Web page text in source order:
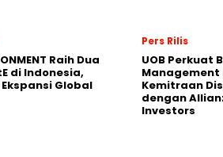
Raih Dua
di Indonesia,
Global
Pers Rilis
UOB Perkuat
Management
Kemitraan
dengan
Investors